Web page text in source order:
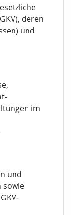
deren
und
im
und
sowie